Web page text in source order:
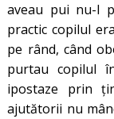
aveau pui nu-I
practic copilul
pe rând, când
purtau copilul
ipostaze prin
ajutătorii nu